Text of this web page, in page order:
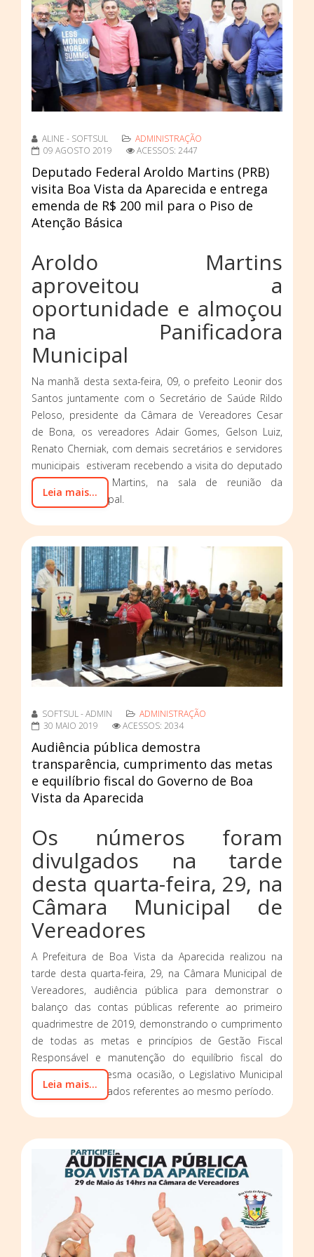
ALINE - SOFTSUL
ADMINISTRAÇÃO
09 AGOSTO 2019
ACESSOS: 2447
Deputado Federal Aroldo Martins (PRB)
visita Boa Vista da Aparecida e entrega
emenda de R$ 200 mil para o Piso de
Atenção Básica
Aroldo Martins
aproveitou a
oportunidade e almoçou
na Panificadora
Municipal
Na manhã desta sexta-feira, 09, o prefeito Leonir dos
Santos juntamente com o Secretário de Saúde Rildo
Peloso, presidente da Câmara de Vereadores Cesar
de Bona, os vereadores Adair Gomes, Gelson Luiz,
Renato Cherniak, com demais secretários e servidores
municipais estiveram recebendo a visita do deputado
federal Aroldo Martins, na sala de reunião da
prefeitura municipal.
Leia mais...
SOFTSUL - ADMIN
ADMINISTRAÇÃO
30 MAIO 2019
ACESSOS: 2034
Audiência pública demostra
transparência, cumprimento das metas
e equilíbrio fiscal do Governo de Boa
Vista da Aparecida
Os números foram
divulgados na tarde
desta quarta-feira, 29, na
Câmara Municipal de
Vereadores
A Prefeitura de Boa Vista da Aparecida realizou na
tarde desta quarta-feira, 29, na Câmara Municipal de
Vereadores, audiência pública para demonstrar o
balanço das contas públicas referente ao primeiro
quadrimestre de 2019, demonstrando o cumprimento
de todas as metas e princípios de Gestão Fiscal
Responsável e manutenção do equilíbrio fiscal do
município, na mesma ocasião, o Legislativo Municipal
apresentou os dados referentes ao mesmo período.
Leia mais...